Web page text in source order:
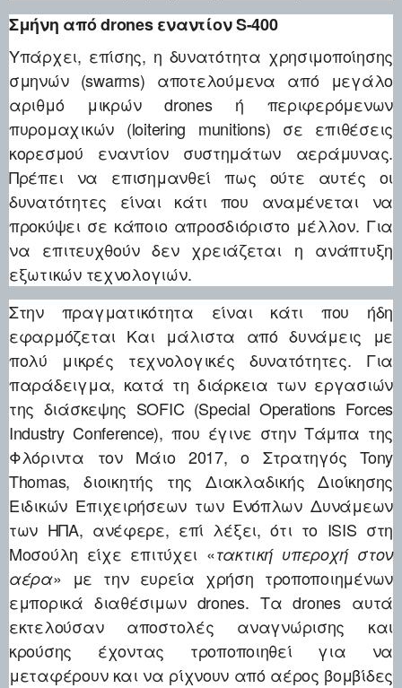
Σμήνη από drones εναντίον S-400
Υπάρχει, επίσης, η δυνατότητα χρησιμοποίησης
σμηνών (swarms) αποτελούμενα από μεγάλο
αριθμό μικρών drones ή περιφερόμενων
πυρομαχικών (loitering munitions) σε επιθέσεις
κορεσμού εναντίον συστημάτων αεράμυνας.
Πρέπει να επισημανθεί πως ούτε αυτές οι
δυνατότητες είναι κάτι που αναμένεται να
προκύψει σε κάποιο απροσδιόριστο μέλλον. Για
να επιτευχθούν δεν χρειάζεται η ανάπτυξη
εξωτικών τεχνολογιών.
Στην πραγματικότητα είναι κάτι που ήδη
εφαρμόζεται Και μάλιστα από δυνάμεις με
πολύ μικρές τεχνολογικές δυνατότητες. Για
παράδειγμα, κατά τη διάρκεια των εργασιών
της διάσκεψης SOFIC (Special Operations Forces
Industry Conference), που έγινε στην Τάμπα της
Φλόριντα τον Μάιο 2017, ο Στρατηγός Tony
Thomas, διοικητής της Διακλαδικής Διοίκησης
Ειδικών Επιχειρήσεων των Ενόπλων Δυνάμεων
των ΗΠΑ, ανέφερε, επί λέξει, ότι το ISIS στη
Μοσούλη είχε επιτύχει «τακτική υπεροχή στον
αέρα» με την ευρεία χρήση τροποποιημένων
εμπορικά διαθέσιμων drones. Τα drones αυτά
εκτελούσαν αποστολές αναγνώρισης και
κρούσης έχοντας τροποποιηθεί για να
μεταφέρουν και να ρίχνουν από αέρος βομβίδες